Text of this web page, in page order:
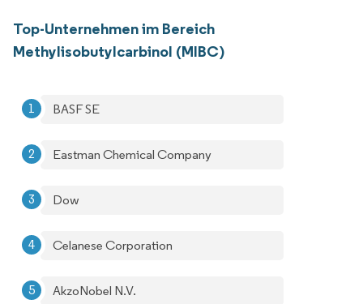
Top-Unternehmen im Bereich
Methylisobutylcarbinol (MIBC)
BASF SE
Eastman Chemical Company
Dow
Celanese Corporation
AkzoNobel N.V.